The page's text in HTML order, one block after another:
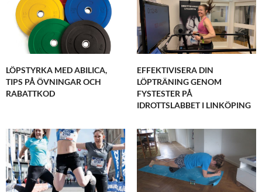
LÖPSTYRKA MED ABILICA,
TIPS PÅ ÖVNINGAR OCH
RABATTKOD
EFFEKTIVISERA DIN
LÖPTRÄNING GENOM
FYSTESTER PÅ
IDROTTSLABBET I LINKÖPING